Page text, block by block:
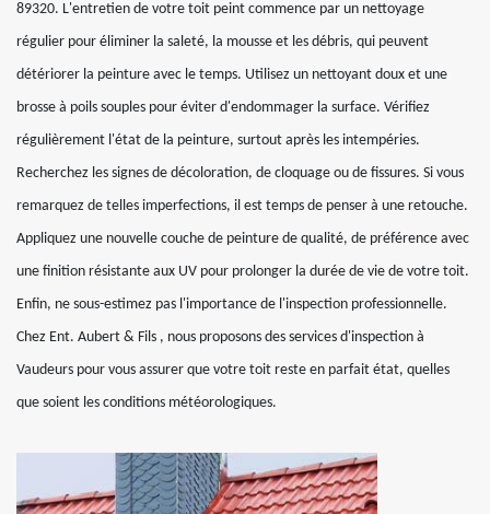
89320. L'entretien de votre toit peint commence par un nettoyage
régulier pour éliminer la saleté, la mousse et les débris, qui peuvent
détériorer la peinture avec le temps. Utilisez un nettoyant doux et une
brosse à poils souples pour éviter d'endommager la surface. Vérifiez
régulièrement l'état de la peinture, surtout après les intempéries.
Recherchez les signes de décoloration, de cloquage ou de fissures. Si vous
remarquez de telles imperfections, il est temps de penser à une retouche.
Appliquez une nouvelle couche de peinture de qualité, de préférence avec
une finition résistante aux UV pour prolonger la durée de vie de votre toit.
Enfin, ne sous-estimez pas l'importance de l'inspection professionnelle.
Chez Ent. Aubert & Fils , nous proposons des services d'inspection à
Vaudeurs pour vous assurer que votre toit reste en parfait état, quelles
que soient les conditions météorologiques.